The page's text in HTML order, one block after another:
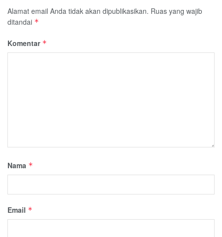
Alamat email Anda tidak akan dipublikasikan. Ruas yang wajib
ditandai *
Komentar *
Nama *
Email *